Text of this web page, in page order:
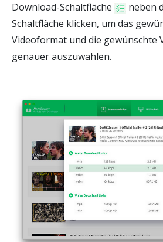
Download-Schaltfläche
neben
Schaltfläche klicken, um das
Videoformat und die gewünschte
genauer auszuwählen.